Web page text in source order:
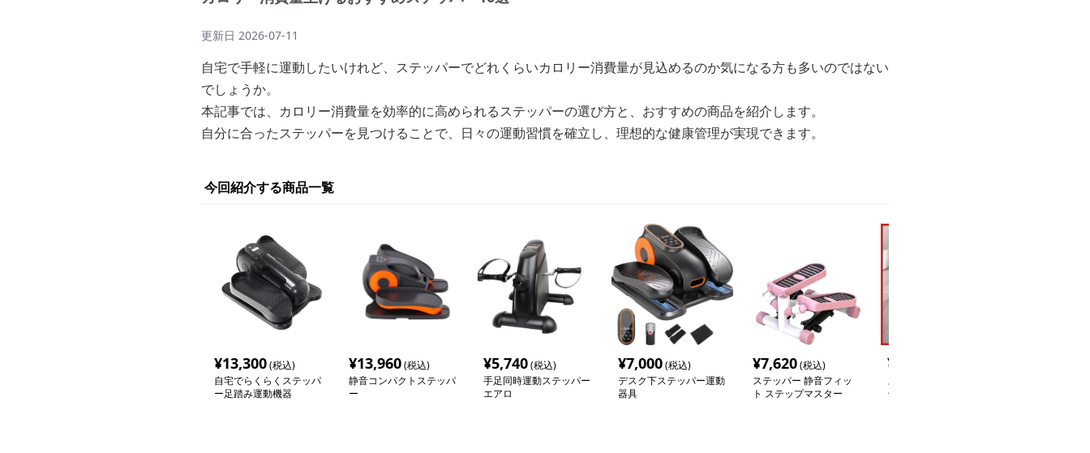
更新日 2026-07-11
自宅で手軽に運動したいけれど、ステッパーでどれくらいカロリー消費量が見込めるのか気になる方も多いのではない
でしょうか。
本記事では、カロリー消費量を効率的に高められるステッパーの選び方と、おすすめの商品を紹介します。
自分に合ったステッパーを見つけることで、日々の運動習慣を確立し、理想的な健康管理が実現できます。
今回紹介する商品一覧
¥13,300(税込)
自宅でらくらくステッパ
ー足踏み運動機器
¥13,960(税込)
静音コンパクトステッパ
ー
¥5,740(税込)
手足同時運動ステッパー
エアロ
¥7,000(税込)
デスク下ステッパー運動
器具
¥7,620(税込)
ステッパー 静音フィッ
ト ステップマスター
¥
ステッパー ツイストス
テップエクササイザー